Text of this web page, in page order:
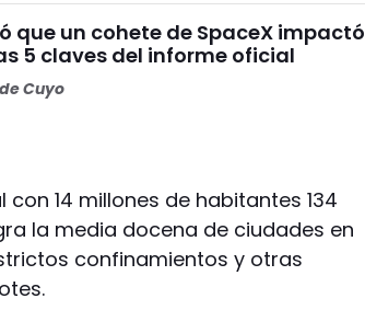
que un cohete de SpaceX impactó
5 claves del informe oficial
Cuyo
14 millones de habitantes 134
la media docena de ciudades en
confinamientos y otras